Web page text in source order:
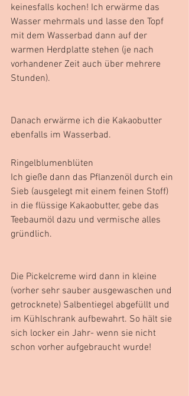
keinesfalls kochen! Ich erwärme das
Wasser mehrmals und lasse den Topf
mit dem Wasserbad dann auf der
warmen Herdplatte stehen (je nach
vorhandener Zeit auch über mehrere
Stunden).
Danach erwärme ich die Kakaobutter
ebenfalls im Wasserbad.
Ringelblumenblüten
Ich gieße dann das Pflanzenöl durch ein
Sieb (ausgelegt mit einem feinen Stoff)
in die flüssige Kakaobutter, gebe das
Teebaumöl dazu und vermische alles
gründlich.
Die Pickelcreme wird dann in kleine
(vorher sehr sauber ausgewaschen und
getrocknete) Salbentiegel abgefüllt und
im Kühlschrank aufbewahrt. So hält sie
sich locker ein Jahr- wenn sie nicht
schon vorher aufgebraucht wurde!